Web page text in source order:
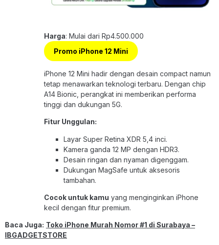
Harga: Mulai dari Rp4.500.000
Promo iPhone 12 Mini
iPhone 12 Mini hadir dengan desain compact namun
tetap menawarkan teknologi terbaru. Dengan chip
A14 Bionic, perangkat ini memberikan performa
tinggi dan dukungan 5G.
Fitur Unggulan:
Layar Super Retina XDR 5,4 inci.
Kamera ganda 12 MP dengan HDR3.
Desain ringan dan nyaman digenggam.
Dukungan MagSafe untuk aksesoris
tambahan.
Cocok untuk kamu yang menginginkan iPhone
kecil dengan fitur premium.
Baca Juga: Toko iPhone Murah Nomor #1 di Surabaya –
IBGADGETSTORE